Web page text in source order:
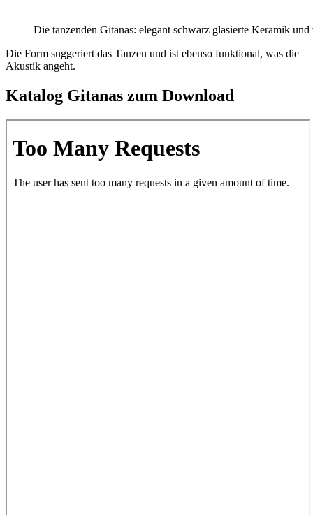
Die tanzenden Gitanas: elegant schwarz glasierte Keramik
Die Form suggeriert das Tanzen und ist ebenso funktional, was die
Akustik angeht.
Katalog Gitanas zum Download